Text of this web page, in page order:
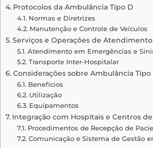
Protocolos da Ambulância Tipo D
Normas e Diretrizes
Manutenção e Controle de Veículos
Serviços e Operações de
Atendimento em Emergências e
Transporte Inter-Hospitalar
Considerações sobre Ambulância Tipo
Benefícios
Utilização
Equipamentos
Integração com Hospitais e Centros
Procedimentos de Recepção de
Comunicação e Sistema de Gestão